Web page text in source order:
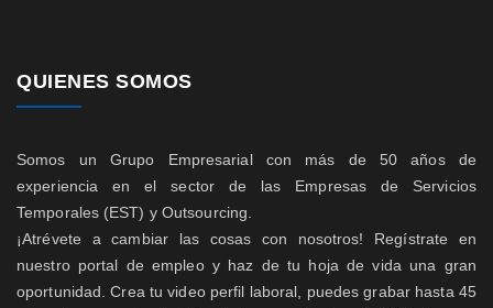
QUIENES SOMOS
Somos un Grupo Empresarial con más de 50 años de
experiencia en el sector de las Empresas de Servicios
Temporales (EST) y Outsourcing.
¡Atrévete a cambiar las cosas con nosotros! Regístrate en
nuestro portal de empleo y haz de tu hoja de vida una gran
oportunidad. Crea tu video perfil laboral, puedes grabar hasta 45